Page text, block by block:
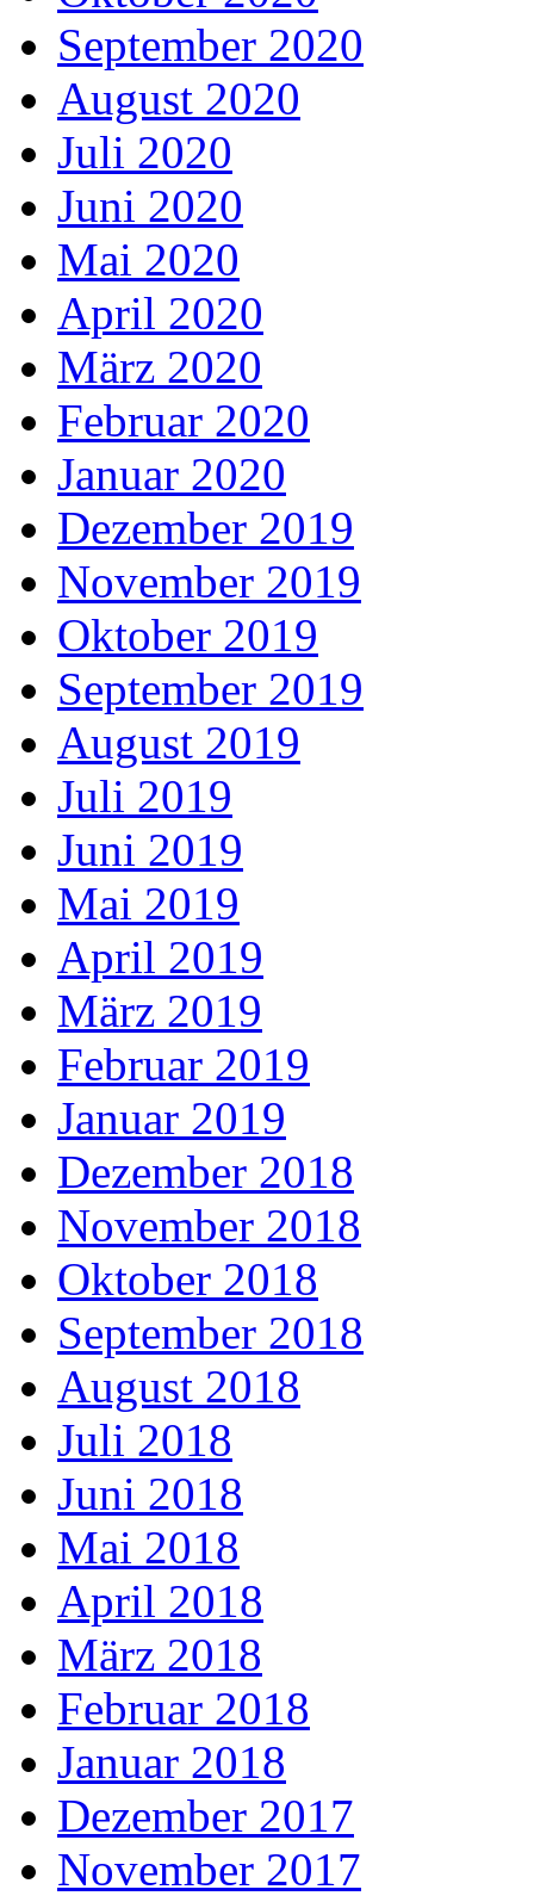
September 2020
August 2020
Juli 2020
Juni 2020
Mai 2020
April 2020
März 2020
Februar 2020
Januar 2020
Dezember 2019
November 2019
Oktober 2019
September 2019
August 2019
Juli 2019
Juni 2019
Mai 2019
April 2019
März 2019
Februar 2019
Januar 2019
Dezember 2018
November 2018
Oktober 2018
September 2018
August 2018
Juli 2018
Juni 2018
Mai 2018
April 2018
März 2018
Februar 2018
Januar 2018
Dezember 2017
November 2017